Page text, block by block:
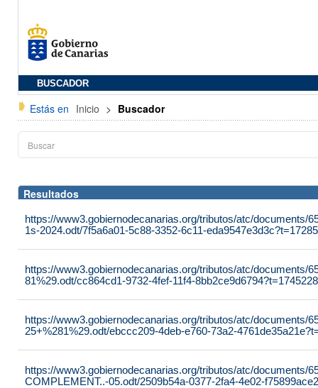
BUSCADOR
Estás en Inicio > Buscador
Resultados
https://www3.gobiernodecanarias.org/tributos/atc/documents/
1s-2024.odt/7f5a6a01-5c88-3352-6c11-
https://www3.gobiernodecanarias.org/tributos/atc/documents/
81%29.odt/cc864cd1-9732-4fef-11f4-
https://www3.gobiernodecanarias.org/tributos/atc/documents/
25+%281%29.odt/ebccc209-4deb-e760-73a2-
https://www3.gobiernodecanarias.org/tributos/atc/documents/
COMPLEMENT..-05.odt/2509b54a-0377-2fa4-4e02-